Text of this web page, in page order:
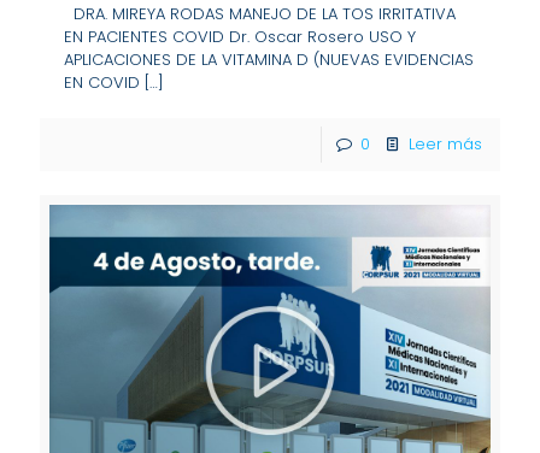
DRA. MIREYA RODAS MANEJO DE LA TOS IRRITATIVA
EN PACIENTES COVID Dr. Oscar Rosero USO Y
APLICACIONES DE LA VITAMINA D (NUEVAS EVIDENCIAS
EN COVID […]
0 Leer más